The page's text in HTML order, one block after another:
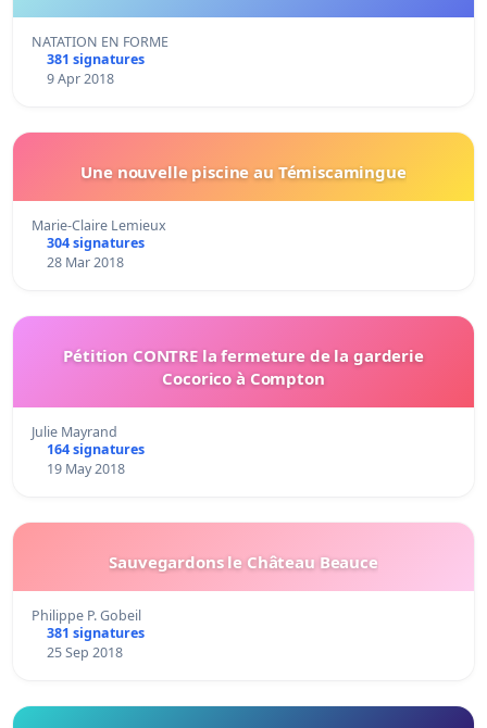
NATATION EN FORME
381 signatures
9 Apr 2018
Une nouvelle piscine au Témiscamingue
Marie-Claire Lemieux
304 signatures
28 Mar 2018
Pétition CONTRE la fermeture de la garderie
Cocorico à Compton
Julie Mayrand
164 signatures
19 May 2018
Sauvegardons le Château Beauce
Philippe P. Gobeil
381 signatures
25 Sep 2018